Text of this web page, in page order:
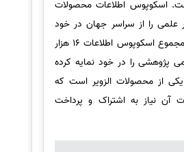
اسکوپوس اطلاعات محصولات
ناشر علمی را از سراسر جهان در خود
جای‌داده است. درمجموع اسکوپوس اطلاعات 16 هزار
پژوهشی را در خود نمایه کرده
از محصولات الزویر است که
آن نیاز به اشتراک و پرداخت